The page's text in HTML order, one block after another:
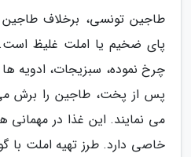
طاجین تونسی، برخلاف
پای ضخیم یا املت غلیظ
چرخ نموده، سبزیجات، ادویه
پس از پخت، طاجین را برش
می نمایند. این غذا در مهمانی
خاصی دارد. طرز تهیه املت با